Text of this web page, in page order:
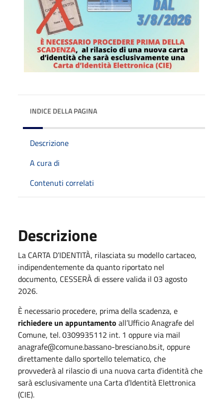
INDICE DELLA PAGINA
Descrizione
A cura di
Contenuti correlati
Descrizione
La CARTA D’IDENTITÀ, rilasciata su modello cartaceo,
indipendentemente da quanto riportato nel
documento, CESSERÀ di essere valida il 03 agosto
2026.
È necessario procedere, prima della scadenza, e
richiedere un appuntamento all’Ufficio Anagrafe del
Comune, tel. 0309935112 int. 1 oppure via mail
anagrafe@comune.bassano-bresciano.bs.it, oppure
direttamente dallo sportello telematico, che
provvederà al rilascio di una nuova carta d’identità che
sarà esclusivamente una Carta d’Identità Elettronica
(CIE).